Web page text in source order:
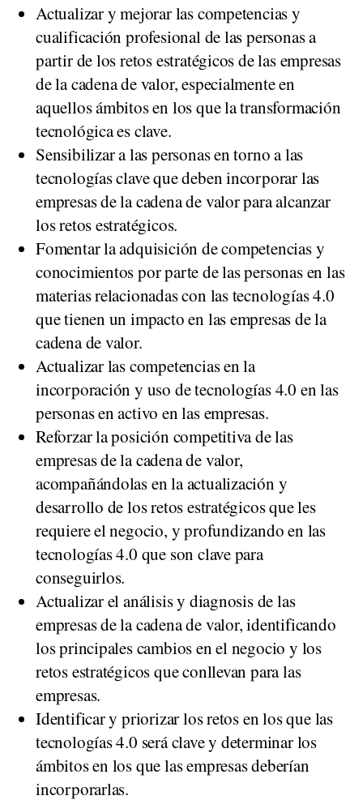
Actualizar y mejorar las competencias y
cualificación profesional de las personas a
partir de los retos estratégicos de las empresas
de la cadena de valor, especialmente en
aquellos ámbitos en los que la transformación
tecnológica es clave.
Sensibilizar a las personas en torno a las
tecnologías clave que deben incorporar las
empresas de la cadena de valor para alcanzar
los retos estratégicos.
Fomentar la adquisición de competencias y
conocimientos por parte de las personas en las
materias relacionadas con las tecnologías 4.0
que tienen un impacto en las empresas de la
cadena de valor.
Actualizar las competencias en la
incorporación y uso de tecnologías 4.0 en las
personas en activo en las empresas.
Reforzar la posición competitiva de las
empresas de la cadena de valor,
acompañándolas en la actualización y
desarrollo de los retos estratégicos que les
requiere el negocio, y profundizando en las
tecnologías 4.0 que son clave para
conseguirlos.
Actualizar el análisis y diagnosis de las
empresas de la cadena de valor, identificando
los principales cambios en el negocio y los
retos estratégicos que conllevan para las
empresas.
Identificar y priorizar los retos en los que las
tecnologías 4.0 será clave y determinar los
ámbitos en los que las empresas deberían
incorporarlas.